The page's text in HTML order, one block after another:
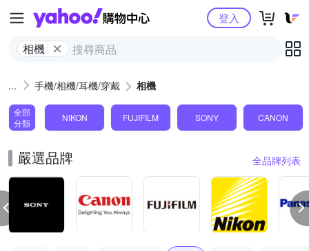
Yahoo購物中心
相機
登入
手機/相機/耳機/穿戴 相機
全部
分類
NIKON FUJIFILM SONY CANON
嚴選品牌 全品牌列表